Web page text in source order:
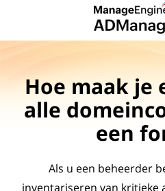
Hoe maak je
alle
een
Als u een beheerder
inventariseren van kritieke